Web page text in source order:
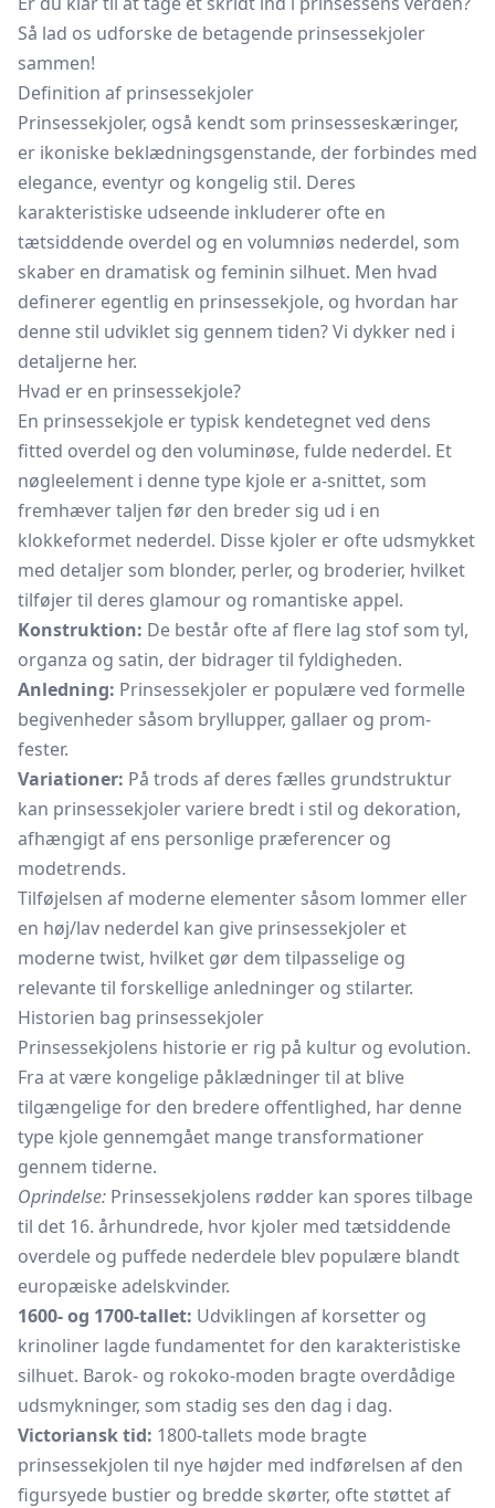
Så lad os udforske de betagende prinsessekjoler
sammen!
Definition af prinsessekjoler
Prinsessekjoler, også kendt som prinsesseskæringer,
er ikoniske beklædningsgenstande, der forbindes med
elegance, eventyr og kongelig stil. Deres
karakteristiske udseende inkluderer ofte en
tætsiddende overdel og en volumniøs nederdel, som
skaber en dramatisk og feminin silhuet. Men hvad
definerer egentlig en prinsessekjole, og hvordan har
denne stil udviklet sig gennem tiden? Vi dykker ned i
detaljerne her.
Hvad er en prinsessekjole?
En prinsessekjole er typisk kendetegnet ved dens
fitted overdel og den voluminøse, fulde nederdel. Et
nøgleelement i denne type kjole er a-snittet, som
fremhæver taljen før den breder sig ud i en
klokkeformet nederdel. Disse kjoler er ofte udsmykket
med detaljer som blonder, perler, og broderier, hvilket
tilføjer til deres glamour og romantiske appel.
Konstruktion: De består ofte af flere lag stof som tyl,
organza og satin, der bidrager til fyldigheden.
Anledning: Prinsessekjoler er populære ved formelle
begivenheder såsom bryllupper, gallaer og prom-
fester.
Variationer: På trods af deres fælles grundstruktur
kan prinsessekjoler variere bredt i stil og dekoration,
afhængigt af ens personlige præferencer og
modetrends.
Tilføjelsen af moderne elementer såsom lommer eller
en høj/lav nederdel kan give prinsessekjoler et
moderne twist, hvilket gør dem tilpasselige og
relevante til forskellige anledninger og stilarter.
Historien bag prinsessekjoler
Prinsessekjolens historie er rig på kultur og evolution.
Fra at være kongelige påklædninger til at blive
tilgængelige for den bredere offentlighed, har denne
type kjole gennemgået mange transformationer
gennem tiderne.
Oprindelse: Prinsessekjolens rødder kan spores tilbage
til det 16. århundrede, hvor kjoler med tætsiddende
overdele og puffede nederdele blev populære blandt
europæiske adelskvinder.
1600- og 1700-tallet: Udviklingen af korsetter og
krinoliner lagde fundamentet for den karakteristiske
silhuet. Barok- og rokoko-moden bragte overdådige
udsmykninger, som stadig ses den dag i dag.
Victoriansk tid: 1800-tallets mode bragte
prinsessekjolen til nye højder med indførelsen af den
figursyede bustier og bredde skørter, ofte støttet af